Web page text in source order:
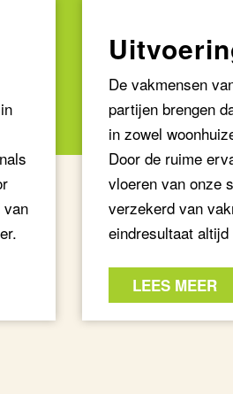
van
De vakmensen
partijen brengen
in zowel
Door de ruime
vloeren van onze
verzekerd van
eindresultaat
LEES MEER